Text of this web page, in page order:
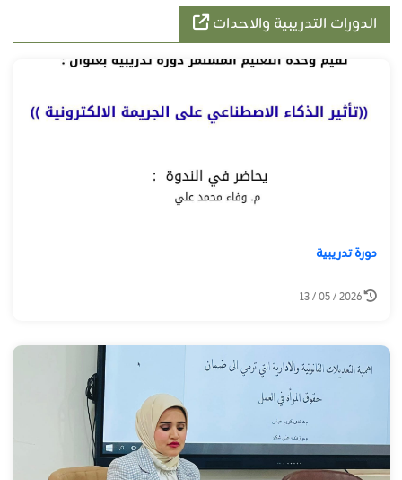
الدورات التدريبية والاحدات
دورة تدريبية
2026 / 05 / 13